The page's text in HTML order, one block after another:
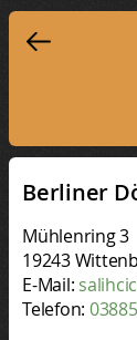
Berliner
Mühlenring 3
19243
E-Mail:
Telefon: